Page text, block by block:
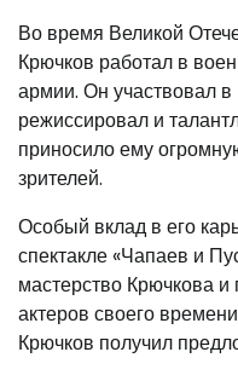
Во время Великой
Крючков работал в
армии. Он участвовал в
режиссировал и
приносило ему
зрителей.
Особый вклад в его
спектакле «Чапаев и
мастерство Крючкова
актеров своего
Крючков получил